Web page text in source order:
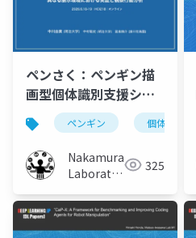
ペンさく：ペンギン描
画型個体識別支援シス
テムの異なる展示環境
における実証と観察行
動分析
ペンギン 個体識別
Nakamura
Laboratory
University)
325